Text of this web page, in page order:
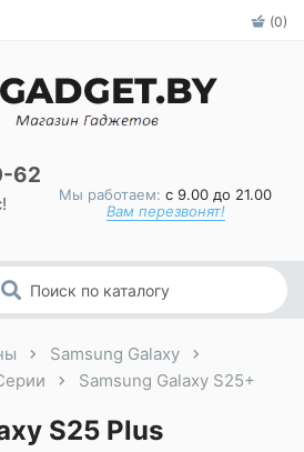
(0)
62
Мы работаем: с 9.00 до 21.00
Вам перезвонят!
Samsung Galaxy
Samsung Galaxy S25+
S25 Plus